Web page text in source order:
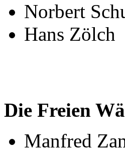
Norbert
Hans Zölch
Die Freien
Manfred